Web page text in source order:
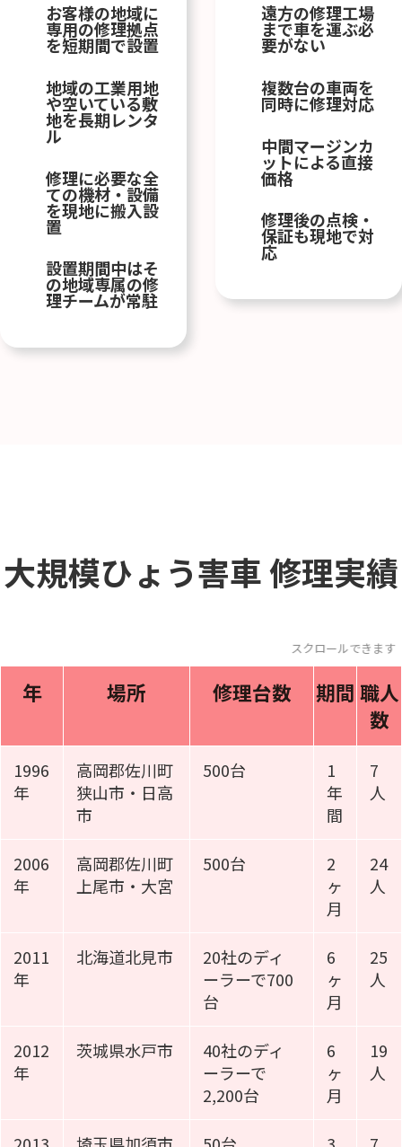
お客様の地域に
専用の修理拠点
を短期間で設置
地域の工業用地
や空いている敷
地を長期レンタ
ル
修理に必要な全
ての機材・設備
を現地に搬入設
置
設置期間中はそ
の地域専属の修
理チームが常駐
遠方の修理工場
まで車を運ぶ必
要がない
複数台の車両を
同時に修理対応
中間マージンカ
ットによる直接
価格
修理後の点検・
保証も現地で対
応
大規模ひょう害車修理実績
スクロールできま
年 場所 修理台数 期間 職人
数
1996
年
高岡郡佐川町
狭山市・日高
市
500台
1
年
間
7
人
2006
年
高岡郡佐川町
上尾市・大宮
500台
2
ヶ
月
24
人
2011
年
北海道北見市
20社のディ
ーラーで700
台
6
ヶ
月
25
人
2012
年
茨城県水戸市
40社のディ
ーラーで
2,200台
6
ヶ
月
19
人